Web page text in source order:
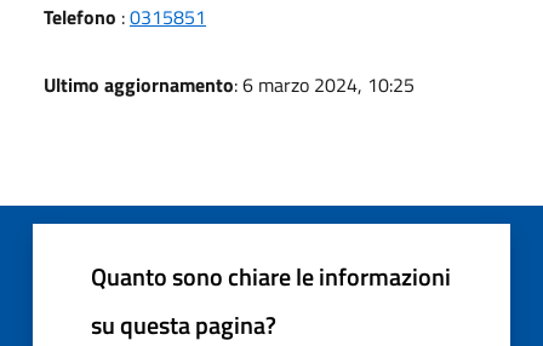
Telefono :0315851
Ultimo aggiornamento: 6 marzo 2024, 10:25
Quanto sono chiare le informazioni
su questa pagina?